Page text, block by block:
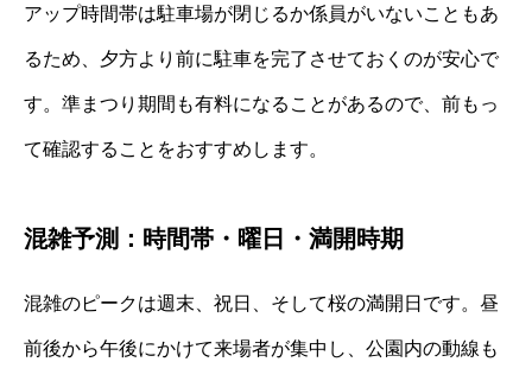
アップ時間帯は駐車場が閉じるか係員がいないこともあ
るため、夕方より前に駐車を完了させておくのが安心で
す。準まつり期間も有料になることがあるので、前もっ
て確認することをおすすめします。
混雑予測：時間帯・曜日・満開時期
混雑のピークは週末、祝日、そして桜の満開日です。昼
前後から午後にかけて来場者が集中し、公園内の動線も